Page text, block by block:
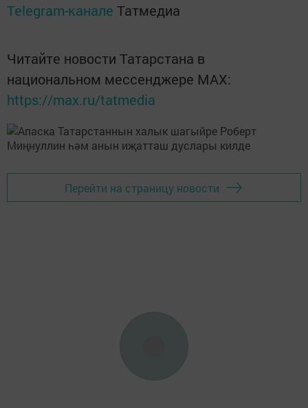
Telegram-канале Татмедиа
Читайте новости Татарстана в
национальном мессенджере MАХ:
https://max.ru/tatmedia
Перейти на страницу новости